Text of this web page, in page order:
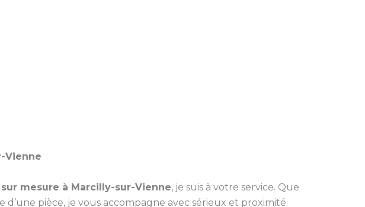
Vienne
mesure à Marcilly-sur-Vienne, je suis à votre service. Que
pièce, je vous accompagne avec sérieux et proximité.